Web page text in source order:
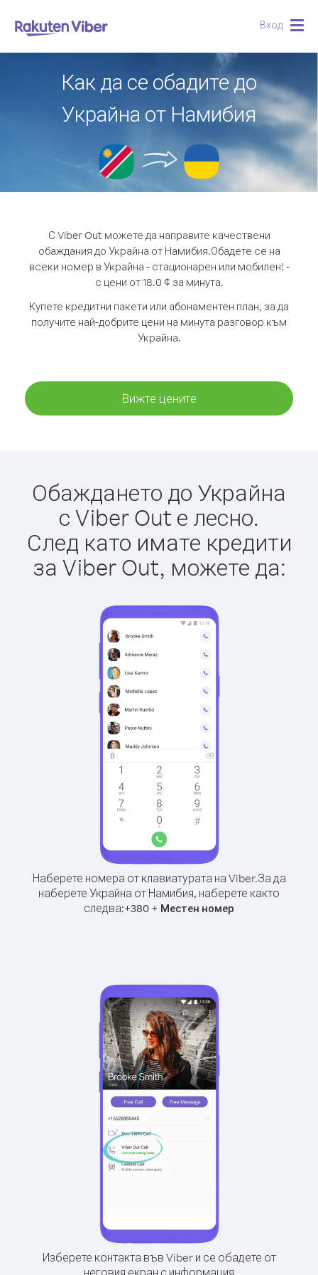
Вход
Как да се обадите до
Украйна от Намибия
С Viber Out можете да направите качествени
обаждания до Украйна от Намибия.Обадете се на
всеки номер в Украйна - стационарен или мобилен! -
с цени от 18.0 ¢ за минута.
Купете кредитни пакети или абонаментен план, за да
получите най-добрите цени на минута разговор към
Украйна.
Вижте цените
Обаждането до Украйна
с Viber Out е лесно.
След като имате кредити
за Viber Out, можете да:
Наберете номера от клавиатурата на Viber.За да
наберете Украйна от Намибия, наберете както
следва:+380 + Местен номер
Изберете контакта във Viber и се обадете от
неговия екран с информация